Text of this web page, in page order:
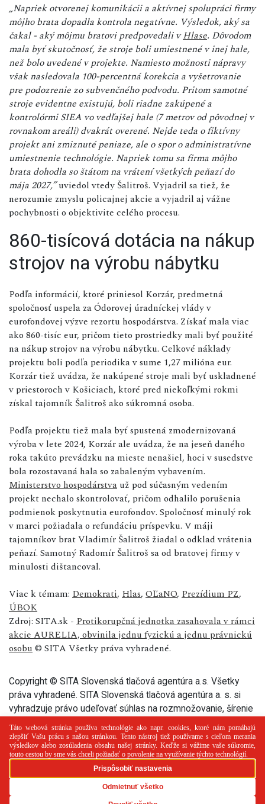
„Napriek otvorenej komunikácii a aktívnej spolupráci firmy
môjho brata dopadla kontrola negatívne. Výsledok, aký sa
čakal - aký môjmu bratovi predpovedali vHlase. Dôvodom
mala byť skutočnosť, že stroje boli umiestnené v inej hale,
než bolo uvedené v projekte. Namiesto možnosti nápravy
však nasledovala 100-percentná korekcia a vyšetrovanie
pre podozrenie zo subvenčného podvodu. Pritom samotné
stroje evidentne existujú, boli riadne zakúpené a
kontrolórmi SIEA vo vedľajšej hale (7 metrov od pôvodnej v
rovnakom areáli) dvakrát overené. Nejde teda o fiktívny
projekt ani zmiznuté peniaze, ale o spor o administratívne
umiestnenie technológie. Napriek tomu sa firma môjho
brata dohodla so štátom na vrátení všetkých peňazí do
mája 2027,”uviedol vtedy Šalitroš. Vyjadril sa tiež, že
nerozumie zmyslu policajnej akcie a vyjadril aj vážne
pochybnosti o objektivite celého procesu.
860-tisícová dotácia na nákup
strojov na výrobu nábytku
Podľa informácií, ktoré priniesol Korzár, predmetná
spoločnosť uspela za Ódorovej úradníckej vlády v
eurofondovej výzve rezortu hospodárstva. Získať mala viac
ako 860-tisíc eur, pričom tieto prostriedky mali byť použité
na nákup strojov na výrobu nábytku. Celkové náklady
projektu boli podľa periodika v sume 1,27 milióna eur.
Korzár tiež uvádza, že nakúpené stroje mali byť uskladnené
v priestoroch v Košiciach, ktoré pred niekoľkými rokmi
získal tajomník Šalitroš ako súkromná osoba.
Podľa projektu tiež mala byť spustená zmodernizovaná
výroba v lete 2024, Korzár ale uvádza, že na jeseň daného
roka takúto prevádzku na mieste nenašiel, hoci v susedstve
bola rozostavaná hala so zabaleným vybavením.
Ministerstvo hospodárstva už pod súčasným vedením
projekt nechalo skontrolovať, pričom odhalilo porušenia
podmienok poskytnutia eurofondov. Spoločnosť minulý rok
v marci požiadala o refundáciu príspevku. V máji
tajomníkov brat Vladimír Šalitroš žiadal o odklad vrátenia
peňazí. Samotný Radomír Šalitroš sa od bratovej firmy v
minulosti dištancoval.
Viac k témam: Demokrati, Hlas, OĽaNO, Prezídium PZ,
ÚBOK
Zdroj: SITA.sk - Protikorupčná jednotka zasahovala v rámci
akcie AURELIA, obvinila jednu fyzickú a jednu právnickú
osobu © SITA Všetky práva vyhradené.
Copyright © SITA Slovenská tlačová agentúra a.s. Všetky
práva vyhradené. SITA Slovenská tlačová agentúra a. s. si
vyhradzuje právo udeľovať súhlas na rozmnožovanie, šírenie
PR článok